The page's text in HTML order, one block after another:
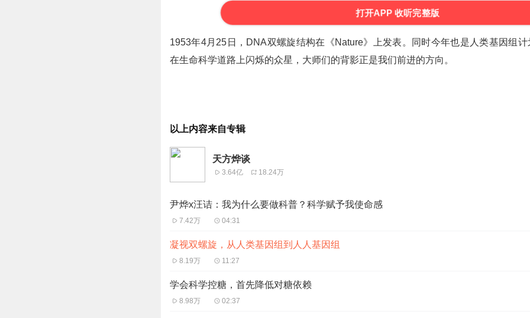
打开APP 收听完整版
1953年4月25日， DNA双螺旋结构在《Nature》上发表。同时今年也是人类基因组
在生命科学道路上闪烁的众星，大师们的背影正是我们前进的方向。
以上内容来自专辑
天方烨谈
3.64亿 18.24万
尹烨x汪诘：我为什么要做科普？科学赋予我使命感
7.42万 04:31
凝视双螺旋，从人类基因组到人人基因组
8.19万 11:27
学会科学控糖，首先降低对糖依赖
8.98万 02:37